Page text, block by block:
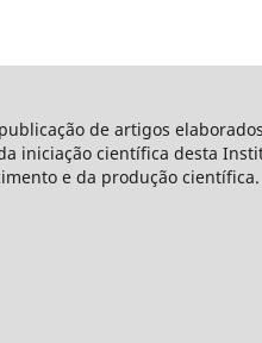
de artigos
iniciação científica desta
e da produção científica.